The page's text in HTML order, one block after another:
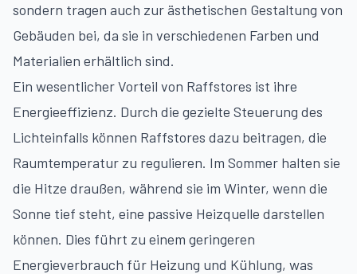
sondern tragen auch zur ästhetischen Gestaltung von
Gebäuden bei, da sie in verschiedenen Farben und
Materialien erhältlich sind.
Ein wesentlicher Vorteil von Raffstores ist ihre
Energieeffizienz. Durch die gezielte Steuerung des
Lichteinfalls können Raffstores dazu beitragen, die
Raumtemperatur zu regulieren. Im Sommer halten sie
die Hitze draußen, während sie im Winter, wenn die
Sonne tief steht, eine passive Heizquelle darstellen
können. Dies führt zu einem geringeren
Energieverbrauch für Heizung und Kühlung, was